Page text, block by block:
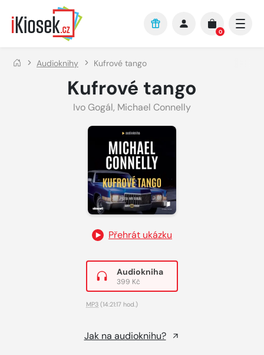
Přejít na hlavní obsah
0
Audioknihy Kufrové tango
Kufrové tango
Ivo Gogál, Michael Connelly
Přehrát ukázku
Audiokniha
399 Kč
MP3 (14:21:17 hod.)
Jak na audioknihu?